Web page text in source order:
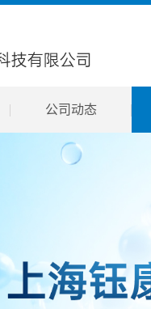
公司动态